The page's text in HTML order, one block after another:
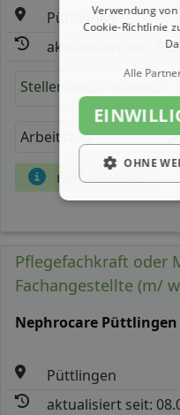
Püttlingen
aktualisiert seit:
Stellenbeschreibung:
Arbeitszeit
mehr Details
Pflegefachkraft oder
Fachangestellte (m/
Nephrocare Püttlingen
Püttlingen
aktualisiert seit:
Verwendung
Cookie-Richtlinie
Alle
OHNE